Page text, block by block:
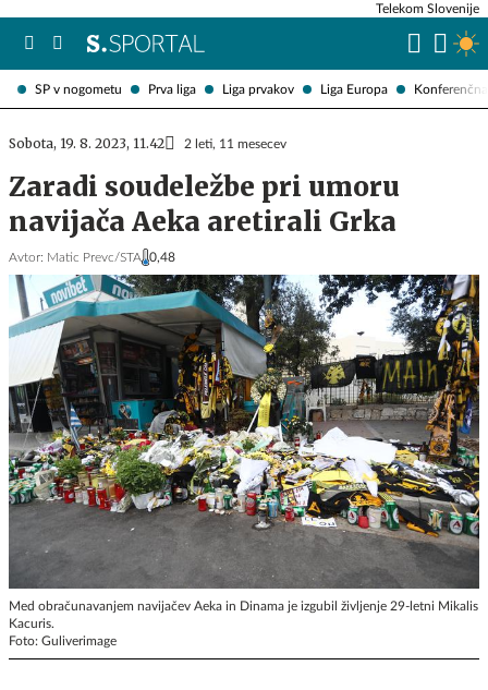
SP v nogometu Prva liga Liga prvakov Liga Europa
Telekom Slovenije
Sobota, 19. 8. 2023, 11.42 2 leti, 11 mesecev
Zaradi soudeležbe pri umoru
navijača Aeka aretirali Grka
Avtor: Matic Prevc/STA 0,48
Med obračunavanjem navijačev Aeka in Dinama je izgubil življenje 29-letni Mikalis
Kacuris.
Foto: Guliverimage